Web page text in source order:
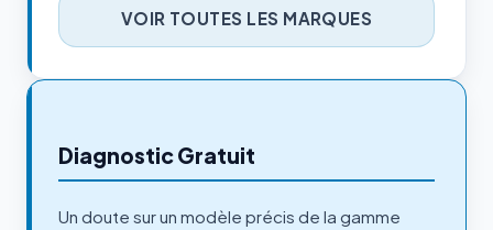
VOIR TOUTES LES MARQUES
Diagnostic Gratuit
Un doute sur un modèle précis de la gamme